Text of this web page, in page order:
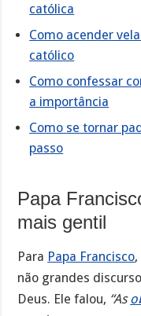
católica
Como acender
católico
Como confessar
a importância
Como se tornar
passo
Papa
mais gentil
Para Papa Francisco
não grandes
Deus. Ele falou, “As